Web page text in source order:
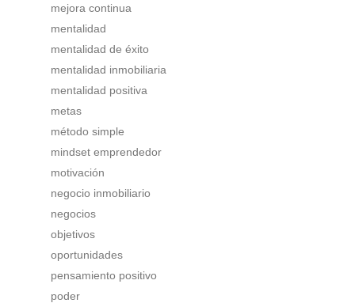
mejora continua
mentalidad
mentalidad de éxito
mentalidad inmobiliaria
mentalidad positiva
metas
método simple
mindset emprendedor
motivación
negocio inmobiliario
negocios
objetivos
oportunidades
pensamiento positivo
poder